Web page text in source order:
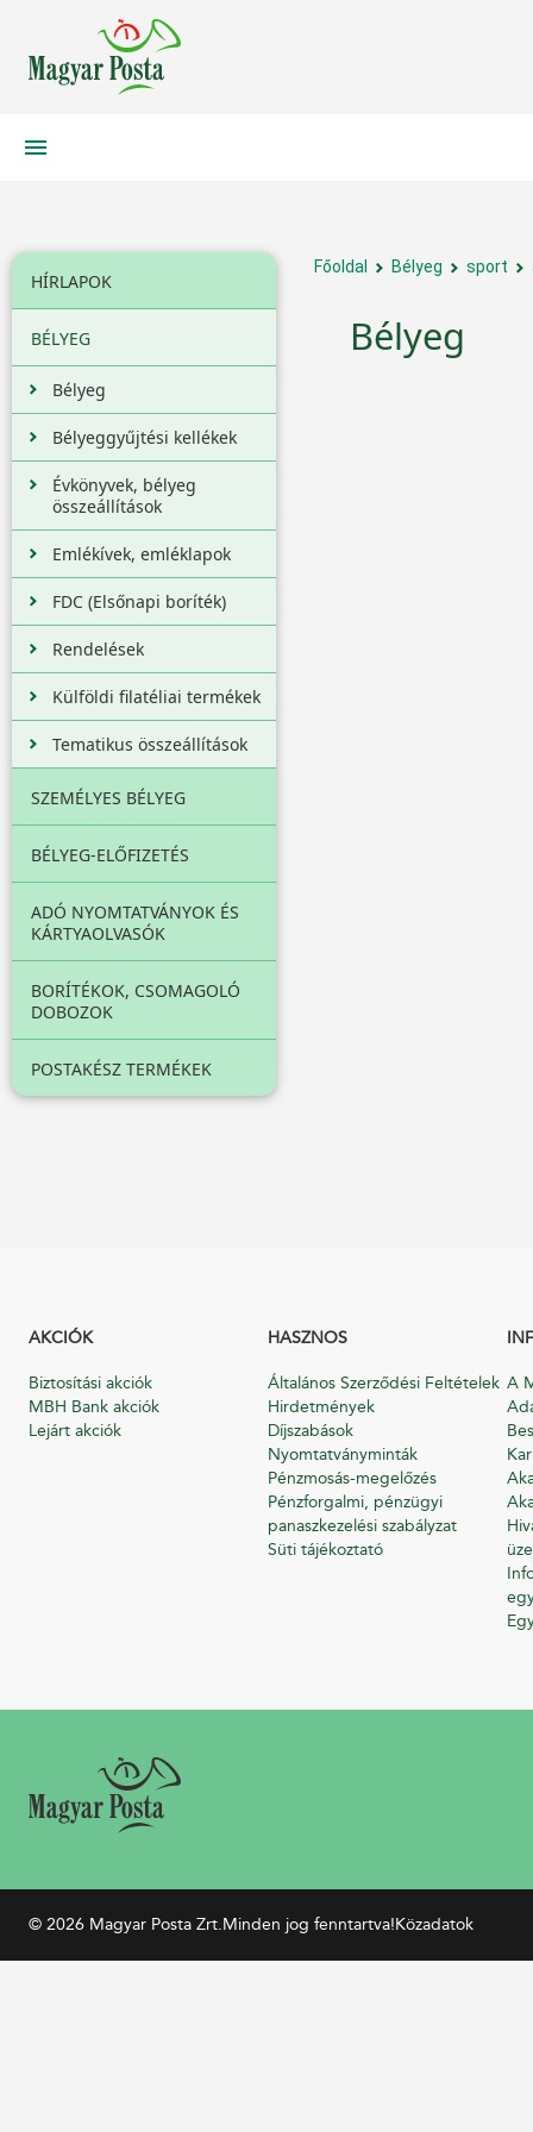
HÍRLAPOK
BÉLYEG
Bélyeg
Bélyeggyűjtési kellékek
Évkönyvek, bélyeg
összeállítások
Emlékívek, emléklapok
FDC (Elsőnapi boríték)
Rendelések
Külföldi filatéliai termékek
Tematikus összeállítások
SZEMÉLYES BÉLYEG
BÉLYEG-ELŐFIZETÉS
ADÓ NYOMTATVÁNYOK ÉS
KÁRTYAOLVASÓK
BORÍTÉKOK, CSOMAGOLÓ
DOBOZOK
POSTAKÉSZ TERMÉKEK
Főoldal Bélyeg sport
Bélyeg
AKCIÓK
Biztosítási akciók
MBH Bank akciók
Lejárt akciók
HASZNOS
Általános Szerződési Feltételek
Hirdetmények
Díjszabások
Nyomtatványminták
Pénzmosás-megelőzés
Pénzforgalmi, pénzügyi
panaszkezelési szabályzat
Süti tájékoztató
A
© 2026 Magyar Posta Zrt.Minden jog fenntartva!Közadatok